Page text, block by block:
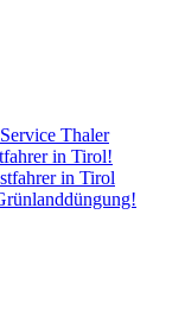
Thaler
in Tirol!
in Tirol